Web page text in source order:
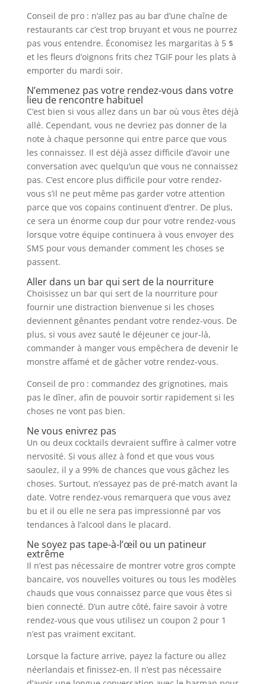
Conseil de pro : n’allez pas au bar d’une chaîne de
restaurants car c’est trop bruyant et vous ne pourrez
pas vous entendre. Économisez les margaritas à 5 $
et les fleurs d’oignons frits chez TGIF pour les plats à
emporter du mardi soir.
N’emmenez pas votre rendez-vous dans votre
lieu de rencontre habituel
C’est bien si vous allez dans un bar où vous êtes déjà
allé. Cependant, vous ne devriez pas donner de la
note à chaque personne qui entre parce que vous
les connaissez. Il est déjà assez difficile d’avoir une
conversation avec quelqu’un que vous ne connaissez
pas. C’est encore plus difficile pour votre rendez-
vous s’il ne peut même pas garder votre attention
parce que vos copains continuent d’entrer. De plus,
ce sera un énorme coup dur pour votre rendez-vous
lorsque votre équipe continuera à vous envoyer des
SMS pour vous demander comment les choses se
passent.
Aller dans un bar qui sert de la nourriture
Choisissez un bar qui sert de la nourriture pour
fournir une distraction bienvenue si les choses
deviennent gênantes pendant votre rendez-vous. De
plus, si vous avez sauté le déjeuner ce jour-là,
commander à manger vous empêchera de devenir le
monstre affamé et de gâcher votre rendez-vous.
Conseil de pro : commandez des grignotines, mais
pas le dîner, afin de pouvoir sortir rapidement si les
choses ne vont pas bien.
Ne vous enivrez pas
Un ou deux cocktails devraient suffire à calmer votre
nervosité. Si vous allez à fond et que vous vous
saoulez, il y a 99% de chances que vous gâchez les
choses. Surtout, n’essayez pas de pré-match avant la
date. Votre rendez-vous remarquera que vous avez
bu et il ou elle ne sera pas impressionné par vos
tendances à l’alcool dans le placard.
Ne soyez pas tape-à-l’œil ou un patineur
extrême
Il n’est pas nécessaire de montrer votre gros compte
bancaire, vos nouvelles voitures ou tous les modèles
chauds que vous connaissez parce que vous êtes si
bien connecté. D’un autre côté, faire savoir à votre
rendez-vous que vous utilisez un coupon 2 pour 1
n’est pas vraiment excitant.
Lorsque la facture arrive, payez la facture ou allez
néerlandais et finissez-en. Il n’est pas nécessaire